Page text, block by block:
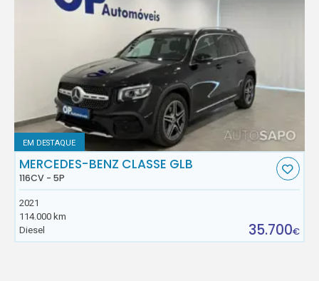
EM DESTAQUE
MERCEDES-BENZ CLASSE GLB
116CV - 5P
2021
114.000 km
Diesel
35.700€